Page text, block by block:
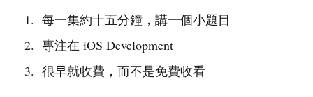
每一集約十五分鐘，講一個小題目
專注在 iOS Development
很早就收費，而不是免費收看